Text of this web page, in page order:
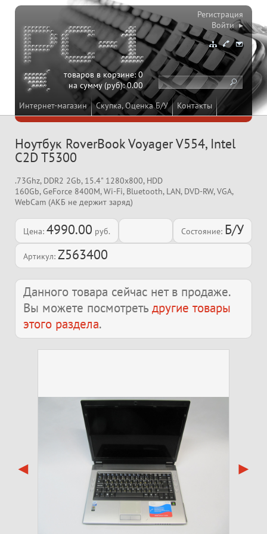
Интернет-магазин Скупка, Оценка Б/У Контакты
товаров в корзине:0
на сумму (руб):0.00
Регистрация
Войти ▸
Ноутбук RoverBook Voyager V554, Intel
C2D T5300
.73Ghz, DDR2 2Gb, 15.4" 1280x800, HDD
160Gb, GeForce 8400M, Wi-Fi, Bluetooth, LAN, DVD-RW, VGA,
WebCam (АКБ не держит заряд)
Цена: 4990.00 руб. Состояние: Б/У
Артикул: Z563400
Данного товара сейчас нет в продаже.
Вы можете посмотреть другие товары
этого раздела.